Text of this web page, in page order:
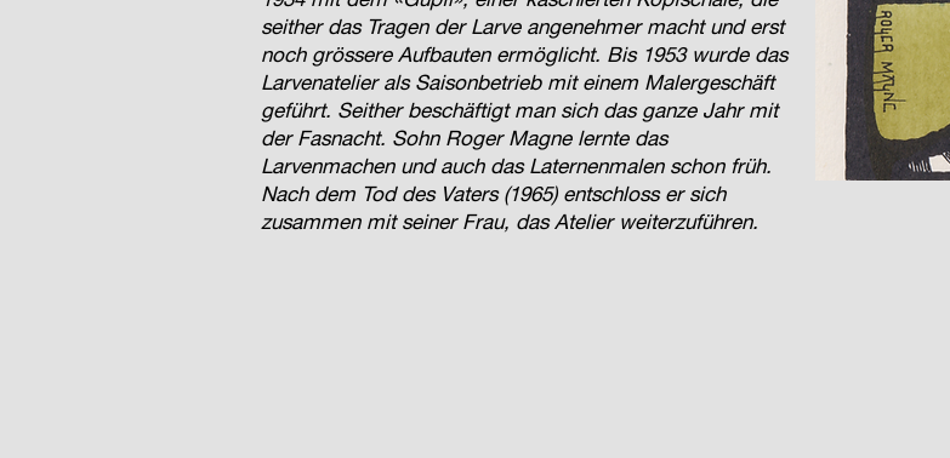
seither das Tragen der Larve angenehmer macht und erst
noch grössere Aufbauten ermöglicht. Bis 1953 wurde das
Larvenatelier als Saisonbetrieb mit einem Malergeschäft
geführt. Seither beschäftigt man sich das ganze Jahr mit
der Fasnacht. Sohn Roger Magne lernte das
Larvenmachen und auch das Laternenmalen schon früh.
Nach dem Tod des Vaters (1965) entschloss er sich
zusammen mit seiner Frau, das Atelier weiterzuführen.